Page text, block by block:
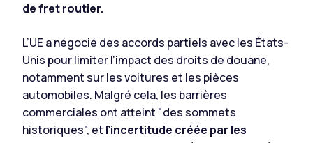
de fret routier.
L’UE a négocié des accords partiels avec les États-
Unis pour limiter l’impact des droits de douane,
notamment sur les voitures et les pièces
automobiles. Malgré cela, les barrières
commerciales ont atteint "des sommets
historiques", et l’incertitude créée par les